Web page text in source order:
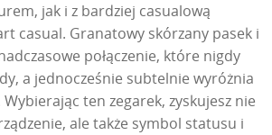
jak i z bardziej casualową
casual. Granatowy skórzany pasek i
połączenie, które nigdy
a jednocześnie subtelnie wyróżnia
ten zegarek, zyskujesz nie
ale także symbol statusu i